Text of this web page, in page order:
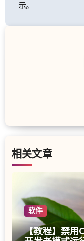
航示。
相关文章
软件
【教程】禁用